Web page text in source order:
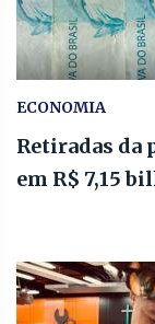
ECONOMIA
Retiradas da
em R$ 7,15